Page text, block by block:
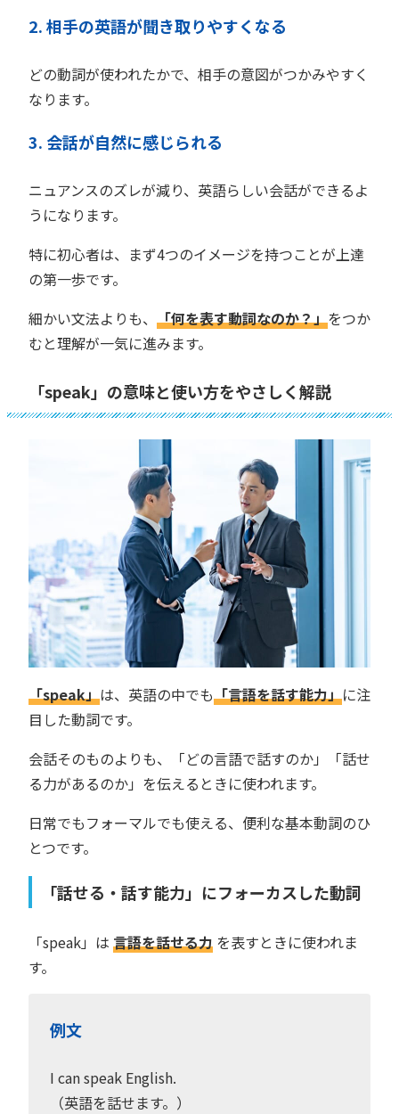
2. 相手の英語が聞き取りやすくなる
どの動詞が使われたかで、相手の意図がつかみやすく
なります。
3. 会話が自然に感じられる
ニュアンスのズレが減り、英語らしい会話ができるよ
うになります。
特に初心者は、まず4つのイメージを持つことが上達
の第一歩です。
細かい文法よりも、 「何を表す動詞なのか？」をつか
むと理解が一気に進みます。
「speak」の意味と使い方をやさしく解説
「speak」は、英語の中でも「言語を話す能力」に注
目した動詞です。
会話そのものよりも、「どの言語で話すのか」「話せ
る力があるのか」を伝えるときに使われます。
日常でもフォーマルでも使える、便利な基本動詞のひ
とつです。
「話せる・話す能力」にフォーカスした動詞
「speak」は 言語を話せる力 を表すときに使われま
す。
例文
I can speak English.
（英語を話せます。）